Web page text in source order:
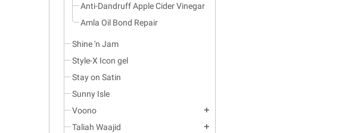
Anti-Dandruff Apple Cider Vinegar
Amla Oil Bond Repair
Shine 'n Jam
Style-X Icon gel
Stay on Satin
Sunny Isle
Voono
add
Taliah Waajid add